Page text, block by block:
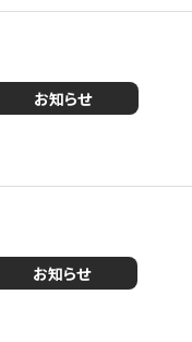
お知らせ
お知らせ